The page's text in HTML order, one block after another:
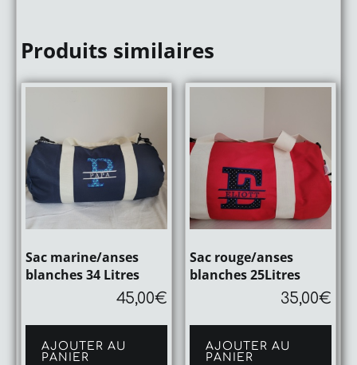
Produits similaires
Sac marine/anses
blanches 34 Litres
45,00€
AJOUTER AU
PANIER
Sac rouge/anses
blanches 25Litres
35,00€
AJOUTER AU
PANIER